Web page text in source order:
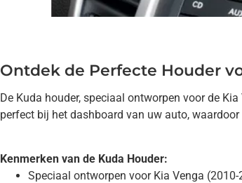
Ontdek de Perfecte Houder
De Kuda houder, speciaal ontworpen voor de
perfect bij het dashboard van uw auto,
Kenmerken van de Kuda Houder:
Speciaal ontworpen voor Kia Venga (2010-